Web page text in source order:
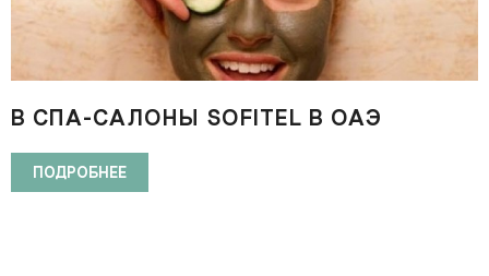
В СПА-САЛОНЫ SOFITEL В ОАЭ
ПОДРОБНЕЕ